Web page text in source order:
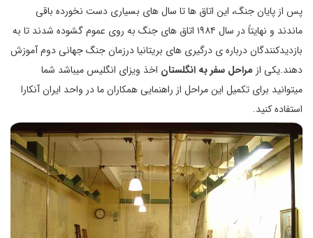
پس از پایان جنگ، این اتاق ها تا سال های بسیاری دست نخورده باقی
ماندند و نهایتاً در سال ۱۹۸۴ اتاق های جنگ به روی عموم گشوده شدند تا به
بازدیدکنندگان درباره ی درگیری های بریتانیا درزمان جنگ جهانی دوم آموزش
دهند.یکی از مراحل سفر به انگلستان اخذ ویزای انگلیس میباشد شما
میتوانید برای تکمیل این مراحل از راهنمایی همکاران ما در واحد ایران آنکارا
استفاده کنید.